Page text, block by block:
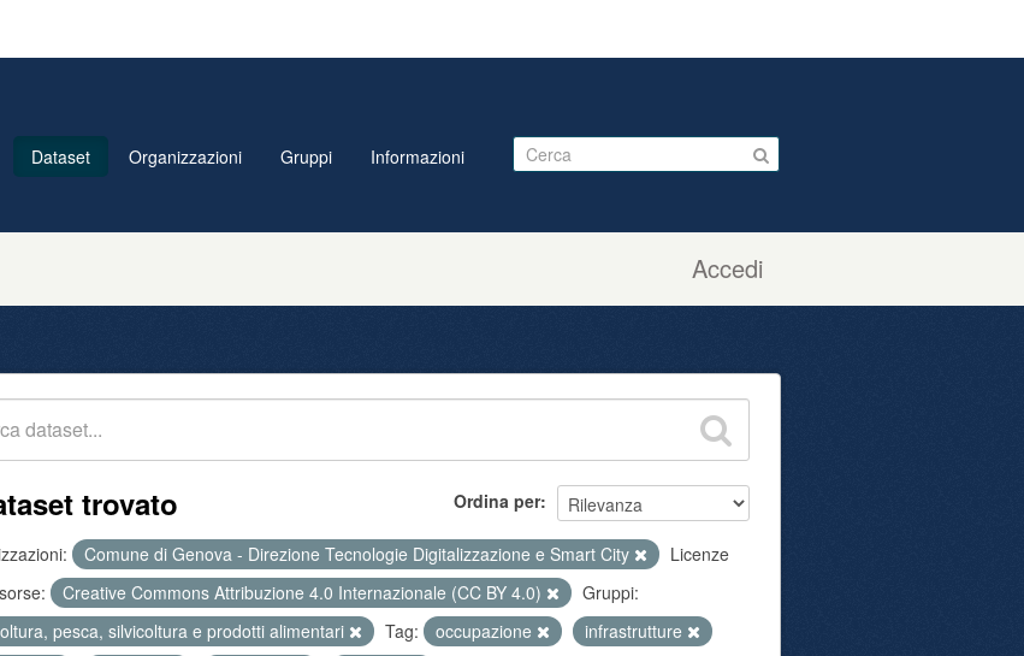
Accedi
Dataset Organizzazioni Gruppi Informazioni
Ordina per
trovato
Comune di Genova - Direzione Tecnologie Digitalizzazione e Smart City
Licenze
Creative Commons Attribuzione 4.0 Internazionale (CC BY 4.0)
Gruppi:
pesca, silvicoltura e prodotti alimentari
Tag: occupazione
infrastrutture